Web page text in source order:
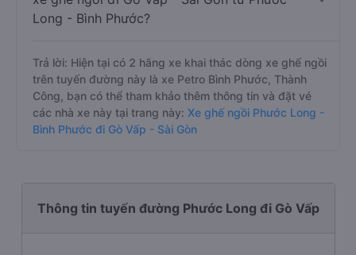
Long - Bình Phước?
Trả lời: Hiện tại có 2 hãng xe khai thác dòng xe ghế ngồi
trên tuyến đường này là xe Petro Bình Phước, Thành
Công, bạn có thể tham khảo thêm thông tin và đặt vé
các nhà xe này tại trang này: Xe ghế ngồi Phước Long -
Bình Phước đi Gò Vấp - Sài Gòn
Thông tin tuyến đường Phước Long đi Gò Vấp